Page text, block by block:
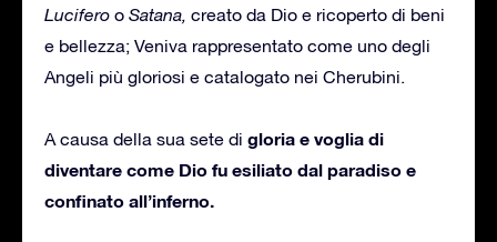
Lucifero o Satana, creato da Dio e ricoperto di beni
e bellezza; Veniva rappresentato come uno degli
Angeli più gloriosi e catalogato nei Cherubini.
A causa della sua sete di gloria e voglia di
diventare come Dio fu esiliato dal paradiso e
confinato all’inferno.